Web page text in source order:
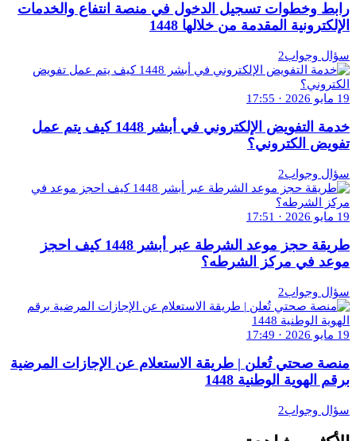
رابط وخطوات تسجيل الدخول في منصة انتفاع والخدمات
الإلكترونية المقدمة من خلالها 1448
سؤال وجواب2
19 مايو 2026 · 17:55
خدمة التفويض الإلكتروني في أبشر 1448 كيف يتم عمل
تفويض الكتروني؟
سؤال وجواب2
19 مايو 2026 · 17:51
طريقة حجز موعد الشرطة عبر أبشر 1448 كيف احجز
موعد في مركز الشرطه؟
سؤال وجواب2
19 مايو 2026 · 17:49
منصة صحتي تُعلن | طريقة الاستعلام عن الإجازات المرضية
برقم الهوية الوطنية 1448
سؤال وجواب2